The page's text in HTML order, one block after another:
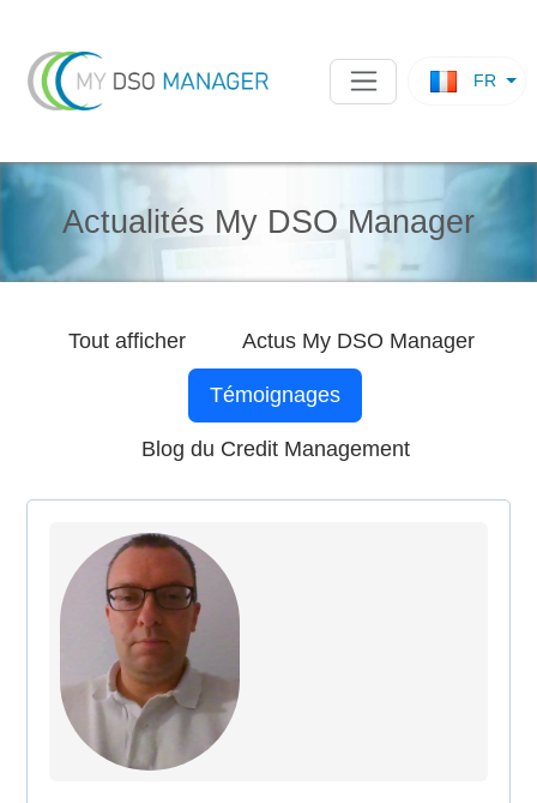
FR
Actualités My DSO Manager
Tout afficher Actus My DSO Manager
Témoignages
Blog du Credit Management